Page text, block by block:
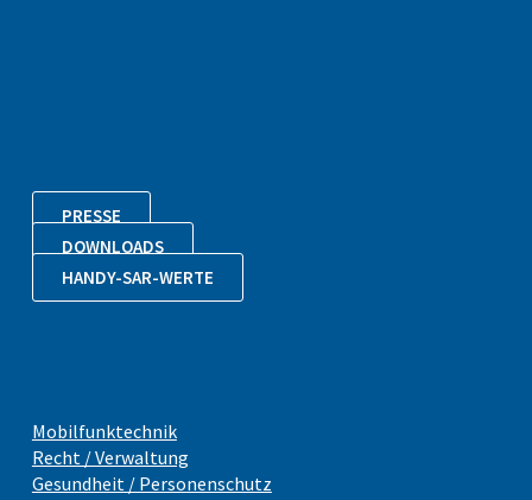
PRESSE
DOWNLOADS
HANDY-SAR-WERTE
Mobilfunktechnik
Recht / Verwaltung
Gesundheit / Personenschutz